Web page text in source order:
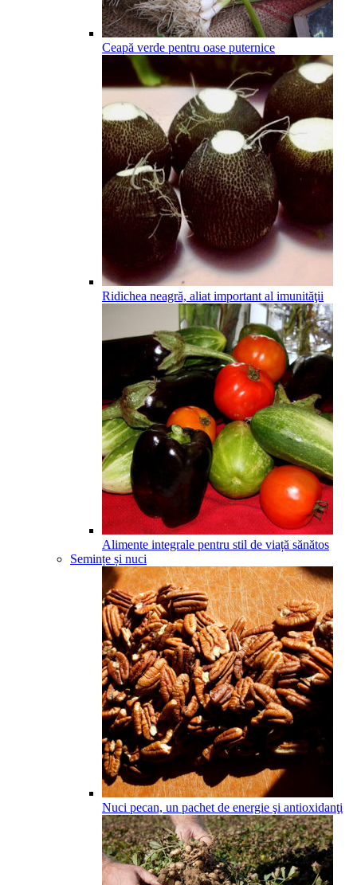
Ceapă verde pentru oase puternice
Ridichea neagră, aliat important al imunităţii
Alimente integrale pentru stil de viață sănătos
Semințe și nuci
Nuci pecan, un pachet de energie şi antioxidanţi